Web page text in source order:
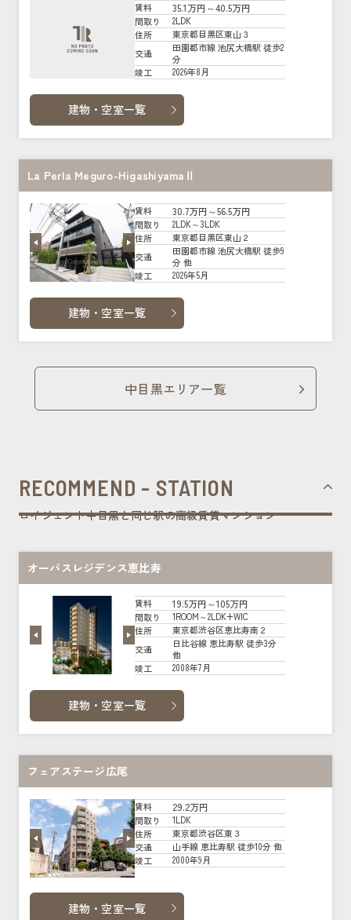
賃料 35.1万円～40.5万円
間取り
2LDK
住所
東京都目黒区東山３
交通
田園都市線 池尻大橋駅 徒歩2
分
竣工
2026年8月
建物・空室一覧
La Perla Meguro-HigashiyamaⅡ
賃料 30.7万円～56.5万円
間取り
2LDK～3LDK
住所
東京都目黒区東山２
交通
田園都市線 池尻大橋駅 徒歩9
分 他
竣工
2026年5月
建物・空室一覧
中目黒エリア一覧
RECOMMEND - STATION
ロイジェント中目黒と同じ駅の高級賃貸マンション
オーパスレジデンス恵比寿
賃料 19.5万円～105万円
間取り
1ROOM～2LDK+WIC
住所
東京都渋谷区恵比寿南２
交通
日比谷線 恵比寿駅 徒歩3分
他
竣工
2008年7月
建物・空室一覧
フェアステージ広尾
賃料 29.2万円
間取り
1LDK
住所
東京都渋谷区東３
交通
山手線 恵比寿駅 徒歩10分 他
竣工
2000年9月
建物・空室一覧